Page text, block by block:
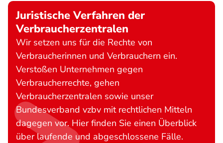
Juristische Verfahren der
Verbraucherzentralen
Wir setzen uns für die Rechte von
Verbraucherinnen und Verbrauchern ein.
Verstoßen Unternehmen gegen
Verbraucherrechte, gehen
Verbraucherzentralen sowie unser
Bundesverband vzbv mit rechtlichen Mitteln
dagegen vor. Hier finden Sie einen Überblick
über laufende und abgeschlossene Fälle.